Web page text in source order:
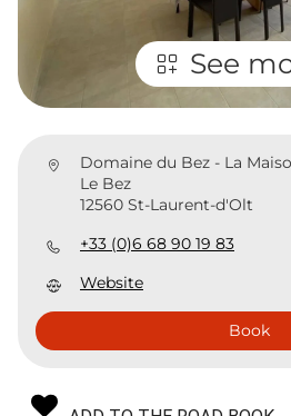
See
Domaine du Bez - La
Le Bez
12560 St-Laurent-d'Olt
+33 (0)6 68 90 19 83
Website
Book